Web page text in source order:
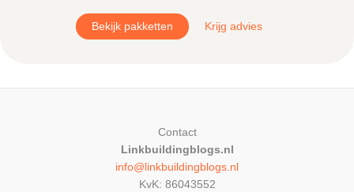
productpagina
Bekijk pakketten Krijg advies
Contact
Linkbuildingblogs.nl
info@linkbuildingblogs.nl
KvK: 86043552